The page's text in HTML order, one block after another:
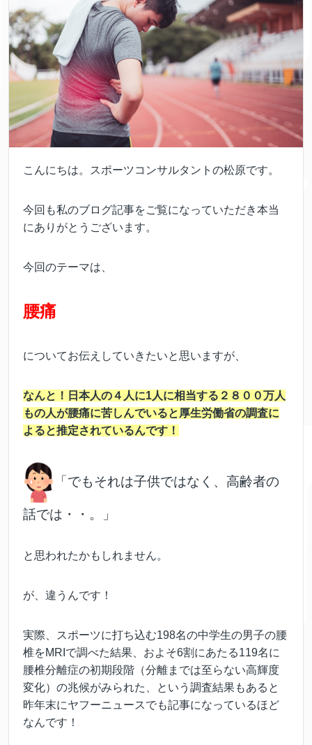
こんにちは。スポーツコンサルタントの松原です。
今回も私のブログ記事をご覧になっていただき本当
にありがとうございます。
今回のテーマは、
腰痛
についてお伝えしていきたいと思いますが、
なんと！日本人の４人に1人に相当する２８００万人
もの人が腰痛に苦しんでいると厚生労働省の調査に
よると推定されているんです！
「でもそれは子供ではなく、高齢者の
話では・・。」
と思われたかもしれません。
が、違うんです！
実際、スポーツに打ち込む198名の中学生の男子の腰
椎をMRIで調べた結果、およそ6割にあたる119名に
腰椎分離症の初期段階（分離までは至らない高輝度
変化）の兆候がみられた、という調査結果もあると
昨年末にヤフーニュースでも記事になっているほど
なんです！